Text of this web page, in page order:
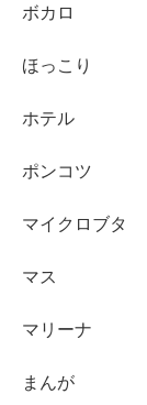
ボカロ
ほっこり
ホテル
ポンコツ
マイクロブタ
マス
マリーナ
まんが